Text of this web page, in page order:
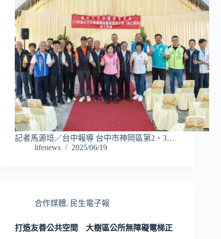
記者馬源培／台中報導 台中市神岡區第2、3…
lifenews
2025/06/19
合作媒體, 民生電子報
打造友善公共空間 大樹區公所無障礙電梯正